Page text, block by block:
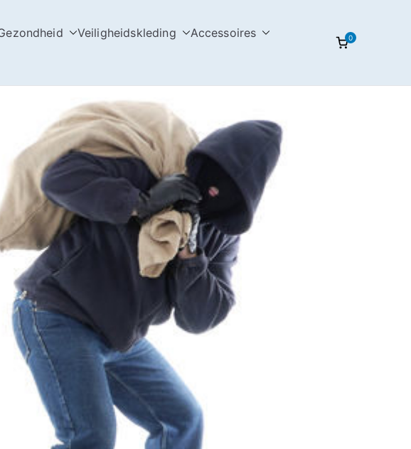
Veiligheidskleding
Accessoires
0